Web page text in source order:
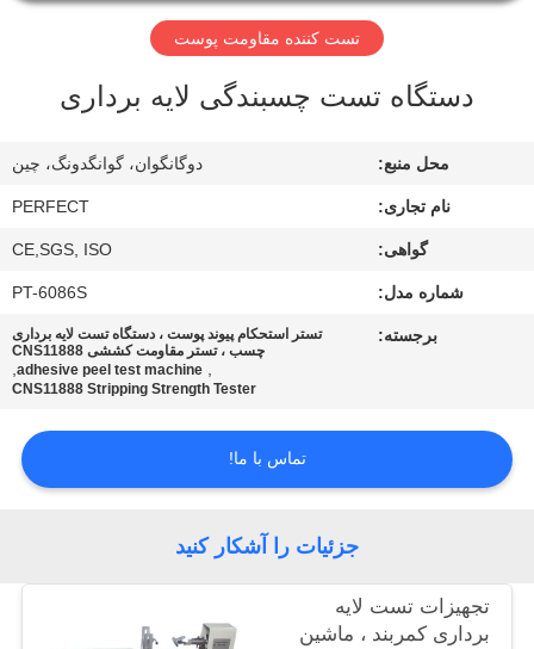
واقعیت
درباره
کنترل
کیفیت
نقل قول
تست کننده مقاومت پوست
دستگاه تست چسبندگی لایه برداری
محل منبع: دوگانگوان، گوانگدونگ، چین
نام تجاری: PERFECT
گواهی: CE,SGS, ISO
شماره مدل: PT-6086S
برجسته:
تستر استحکام پیوند پوست ، دستگاه تست لایه برداری
چسب ، تستر مقاومت کششی CNS11888
,
adhesive peel test machine
,
CNS11888 Stripping Strength Tester
تماس با ما!
جزئیات را آشکار کنید
تجهیزات تست لایه
برداری کمربند ، ماشین